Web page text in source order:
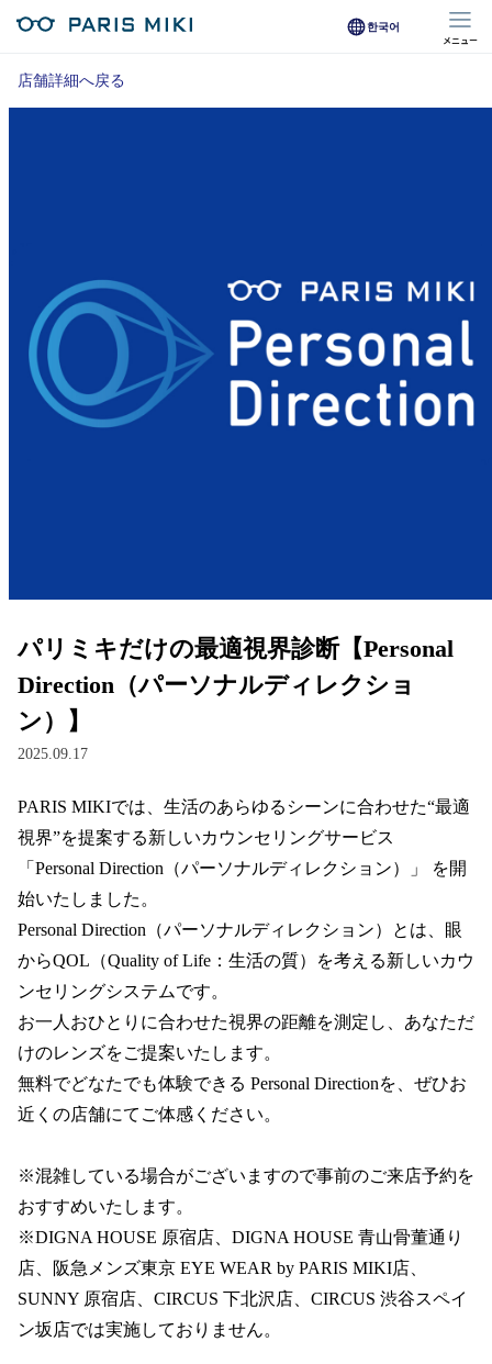
한국어
メニュー
マイページ
店舗を探す
店舗検索/来店予約
商品を探す
サングラス
補聴器
コンタクトレンズ
グッズ・小物
ブランドを探す
ブランド一覧
コンテンツを探す
スタッフコンテンツ
スタッフコンテンツ一覧
コーディネート
レビュー
ブログ
店舗詳細へ戻る
パリミキだけの最適視界診断【Personal
Direction（パーソナルディレクショ
ン）】
2025.09.17
PARIS MIKIでは、生活のあらゆるシーンに合わせた“最適
視界”を提案する新しいカウンセリングサービス
「Personal Direction（パーソナルディレクション）」 を開
始いたしました。
Personal Direction（パーソナルディレクション）とは、眼
からQOL（Quality of Life：生活の質）を考える新しいカウ
ンセリングシステムです。
お一人おひとりに合わせた視界の距離を測定し、あなただ
けのレンズをご提案いたします。
無料でどなたでも体験できる Personal Directionを、ぜひお
近くの店舗にてご体感ください。
※混雑している場合がございますので事前のご来店予約を
おすすめいたします。
※DIGNA HOUSE 原宿店、DIGNA HOUSE 青山骨董通り
店、阪急メンズ東京 EYE WEAR by PARIS MIKI店、
SUNNY 原宿店、CIRCUS 下北沢店、CIRCUS 渋谷スペイ
ン坂店では実施しておりません。